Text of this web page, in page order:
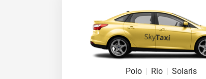
Polo | Rio | Solaris